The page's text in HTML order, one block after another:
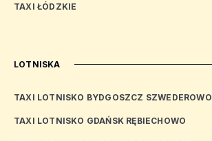
TAXI ŁÓDZKIE
LOTNISKA
TAXI LOTNISKO BYDGOSZCZ SZWEDEROWO
TAXI LOTNISKO GDAŃSK RĘBIECHOWO